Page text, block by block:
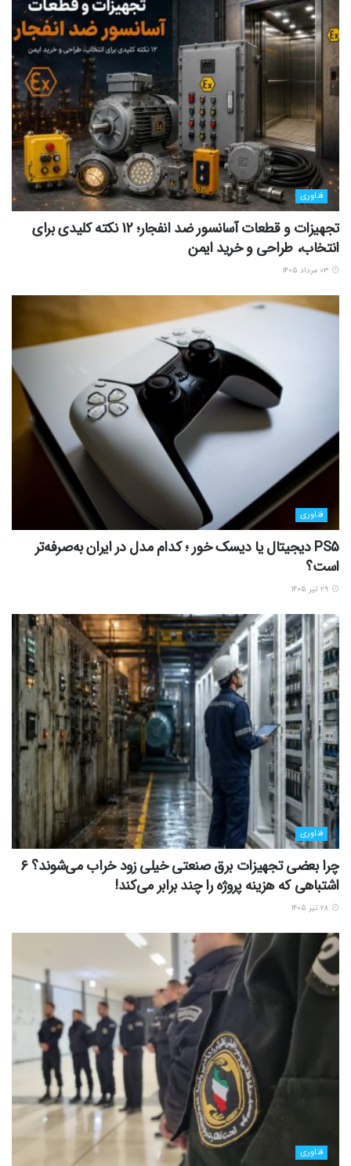
فناوری
تجهیزات و قطعات آسانسور ضد انفجار؛ 12 نکته کلیدی برای
انتخاب، طراحی و خرید ایمن
فناوری
PS5 دیجیتال یا دیسک خور ؛ کدام مدل در ایران به‌صرفه‌تر
است؟
فناوری
چرا بعضی تجهیزات برق صنعتی خیلی زود خراب می‌شوند؟ ۶
اشتباهی که هزینه پروژه را چند برابر می‌کند!
فناوری